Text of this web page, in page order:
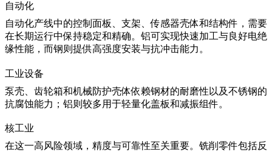
自动化
自动化产线中的控制面板、支架、传感器壳体和结构件，需要
在长期运行中保持稳定和精确。铝可实现快速加工与良好电绝
缘性能，而钢则提供高强度安装与抗冲击能力。
工业设备
泵壳、齿轮箱和机械防护壳体依赖钢材的耐磨性以及不锈钢的
抗腐蚀能力；铝则较多用于轻量化盖板和减振组件。
核工业
在这一高风险领域，精度与可靠性至关重要。铣削零件包括反